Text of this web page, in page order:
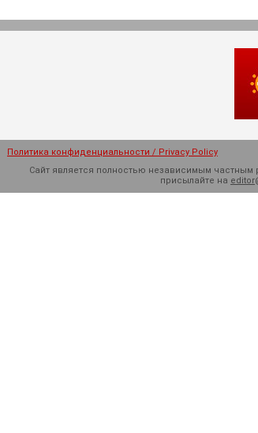
Политика конфиденциальности / Privacy Policy
Сайт является полностью независимым частным
присылайте на